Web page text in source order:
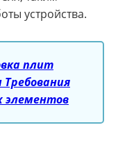
устройства.
плит
элементов